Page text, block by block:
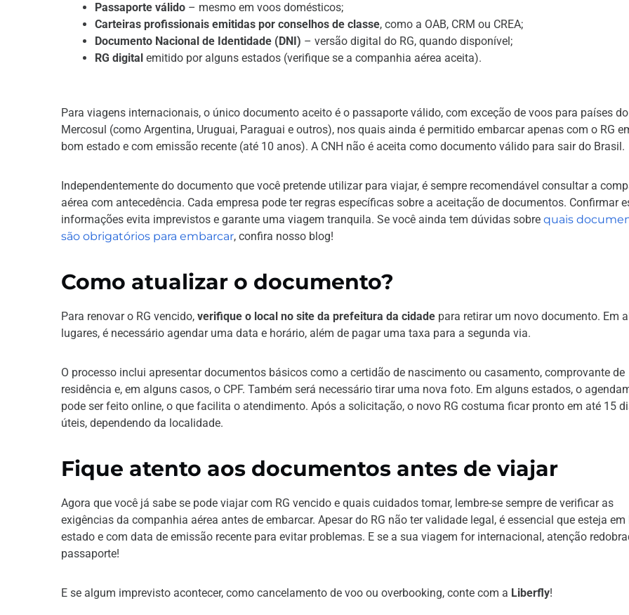
Passaporte válido – mesmo em voos domésticos;
Carteiras profissionais emitidas por conselhos de classe, como a OAB, CRM ou CREA;
Documento Nacional de Identidade (DNI) – versão digital do RG, quando disponível;
RG digital emitido por alguns estados (verifique se a companhia aérea aceita).
Para viagens internacionais, o único documento aceito é o passaporte válido, com exceção de voos para países do
Mercosul (como Argentina, Uruguai, Paraguai e outros), nos quais ainda é permitido embarcar apenas com o RG
bom estado e com emissão recente (até 10 anos). A CNH não é aceita como documento válido para sair do Brasil.
Independentemente do documento que você pretende utilizar para viajar, é sempre recomendável consultar a
aérea com antecedência. Cada empresa pode ter regras específicas sobre a aceitação de documentos. Confirmar
informações evita imprevistos e garante uma viagem tranquila. Se você ainda tem dúvidas sobre quais
são obrigatórios para embarcar, confira nosso blog!
Como atualizar o documento?
Para renovar o RG vencido, verifique o local no site da prefeitura da cidade para retirar um novo documento. Em
lugares, é necessário agendar uma data e horário, além de pagar uma taxa para a segunda via.
O processo inclui apresentar documentos básicos como a certidão de nascimento ou casamento, comprovante de
residência e, em alguns casos, o CPF. Também será necessário tirar uma nova foto. Em alguns estados, o
pode ser feito online, o que facilita o atendimento. Após a solicitação, o novo RG costuma ficar pronto em até 15
úteis, dependendo da localidade.
Fique atento aos documentos antes de viajar
Agora que você já sabe se pode viajar com RG vencido e quais cuidados tomar, lembre-se sempre de verificar as
exigências da companhia aérea antes de embarcar. Apesar do RG não ter validade legal, é essencial que esteja em
estado e com data de emissão recente para evitar problemas. E se a sua viagem for internacional, atenção
passaporte!
E se algum imprevisto acontecer, como cancelamento de voo ou overbooking, conte com a Liberfly!